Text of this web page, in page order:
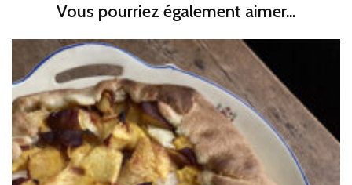
Vous pourriez également aimer...